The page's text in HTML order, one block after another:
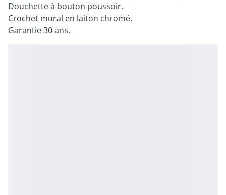
Douchette à bouton poussoir.
Crochet mural en laiton chromé.
Garantie 30 ans.